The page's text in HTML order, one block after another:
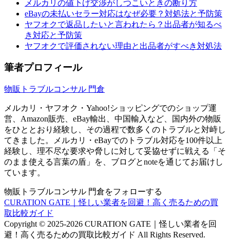
メルカリの値下げ交渉がしつこいときの断り方
eBayの未払いセラー対応はなぜ必要？対処法と予防策
ヤフオクで返品したいと言われたら？出品者が知るべ
き対応と予防策
ヤフオクで評価されない理由と出品者がすべき対処法
筆者プロフィール
物販トラブルコンサル 門倉
メルカリ・ヤフオク・Yahoo!ショッピングでのショップ運
営、Amazon販売、eBay輸出、中国輸入など、国内外の物販
をひととおり経験し、その過程で数多くのトラブルと対峙し
てきました。メルカリ・eBayでのトラブル対応を100件以上
経験し、理不尽な要求や脅しに対して妥協せずに戦える「そ
のまま使える言葉の盾」を、ブログとnoteを通じてお届けし
ています。
物販トラブルコンサル 門倉をフォローする
CURATION GATE｜怪しい業者を回避！高く売るための買
取比較ガイド
Copyright © 2025-2026 CURATION GATE｜怪しい業者を回
避！高く売るための買取比較ガイド All Rights Reserved.